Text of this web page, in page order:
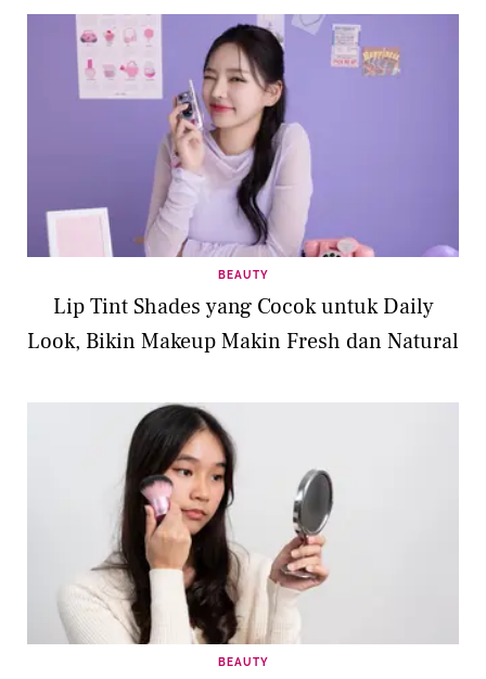
BEAUTY
Lip Tint Shades yang Cocok untuk Daily
Look, Bikin Makeup Makin Fresh dan Natural
BEAUTY